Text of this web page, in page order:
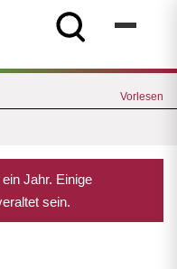
Vorlesen
Jahr. Einige
sein.